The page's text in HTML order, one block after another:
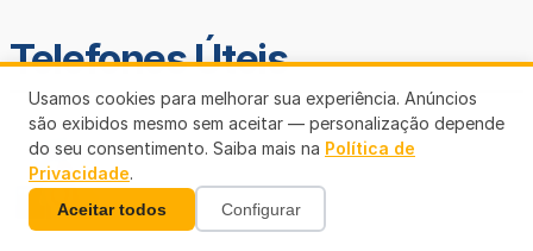
Telefones Úteis
Usamos cookies para melhorar sua experiência. Anúncios
são exibidos mesmo sem aceitar — personalização depende
do seu consentimento. Saiba mais na Política de
Privacidade.
Aceitar todos Configurar